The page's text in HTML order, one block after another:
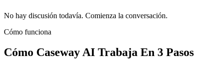
No hay discusión todavía. Comienza la conversación.
Cómo funciona
Cómo Caseway AI Trabaja En 3 Pasos